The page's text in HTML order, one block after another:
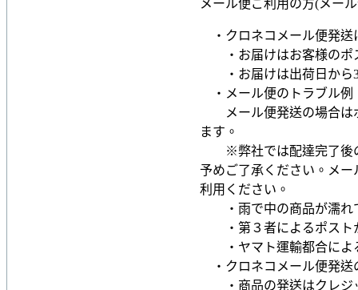
メール便ご利用の方(メー
・クロネコメール便発送
・お届けはお客様のポ
・お届けは出荷日から3
・メール便のトラブル例
メール便発送の場合はポ
ます。
※弊社では配達完了後の
予めご了承ください。メ
利用ください。
・雨で中の商品が濡れ
・第３者によるポスト
・ヤマト運輸都合によ
・クロネコメール便発送
・商品の発送はクレジ